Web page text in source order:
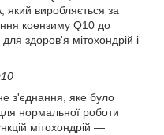
виробляється за
коензиму Q10 до
здоров'я мітохондрій і
з'єднання, яке було
нормальної роботи
мітохондрій —